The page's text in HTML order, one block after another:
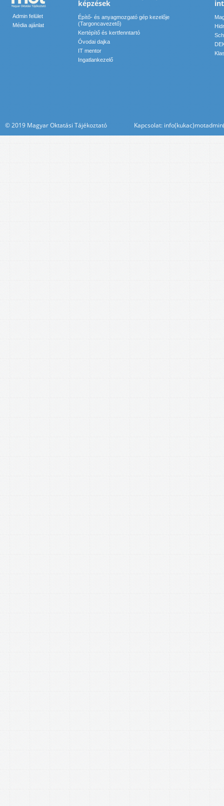
Admin felület
Média ajánlat
képzések
Építő- és anyagmozgató gép kezelője
(Targoncavezető)
Kertépítő és kertfenntartó
Óvodai dajka
IT mentor
Ingatlankezelő
© 2019 Magyar Oktatási Tájékoztató Kapcsolat: